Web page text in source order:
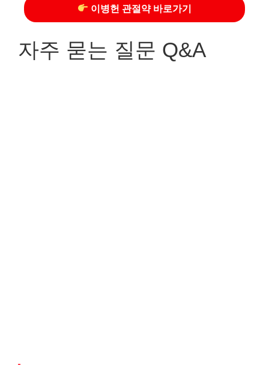
이병헌 관절약 바로가기
자주 묻는 질문 Q&A